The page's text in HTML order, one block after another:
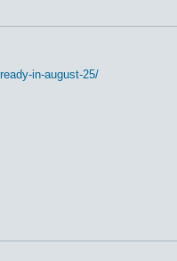
in-august-25/